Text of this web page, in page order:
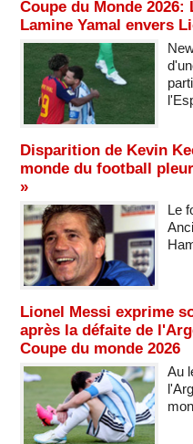
Coupe du Monde
Lamine Yamal envers
Disparition de Kevin
monde du football
»
Le
Lionel Messi exprime
après la défaite de
Coupe du monde 2026
Au